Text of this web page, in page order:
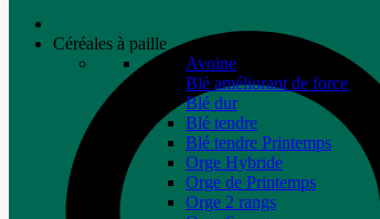
Céréales à paille
Avoine
Blé améliorant de force
Blé dur
Blé tendre
Blé tendre Printemps
Orge Hybride
Orge de Printemps
Orge 2 rangs